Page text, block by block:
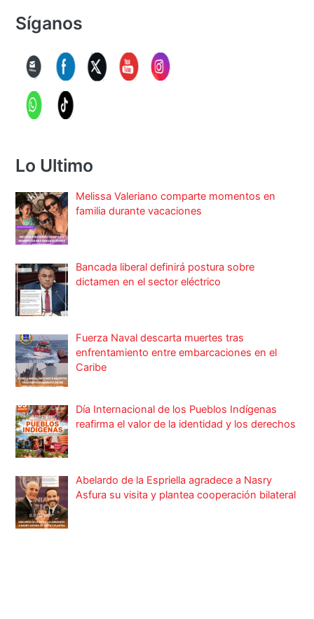
Síganos
Lo Ultimo
Melissa Valeriano comparte momentos en
familia durante vacaciones
Bancada liberal definirá postura sobre
dictamen en el sector eléctrico
Fuerza Naval descarta muertes tras
enfrentamiento entre embarcaciones en el
Caribe
Día Internacional de los Pueblos Indígenas
reafirma el valor de la identidad y los derechos
Abelardo de la Espriella agradece a Nasry
Asfura su visita y plantea cooperación bilateral